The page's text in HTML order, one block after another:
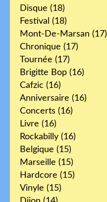
Disque (18)
Festival (18)
Mont-De-Marsan (17)
Chronique (17)
Tournée (17)
Brigitte Bop (16)
Cafzic (16)
Anniversaire (16)
Concerts (16)
Livre (16)
Rockabilly (16)
Belgique (15)
Marseille (15)
Hardcore (15)
Vinyle (15)